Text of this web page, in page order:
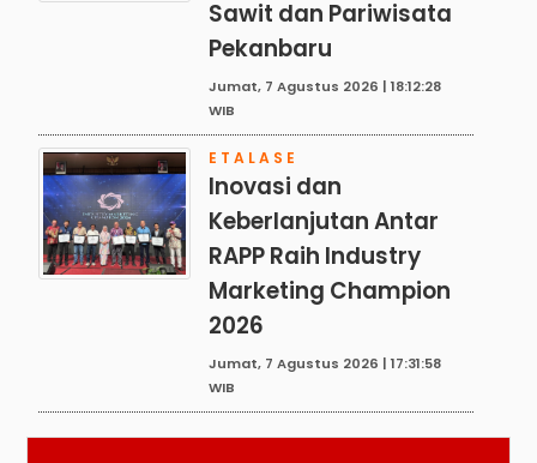
Sawit dan Pariwisata
Pekanbaru
Jumat, 7 Agustus 2026 | 18:12:28
WIB
ETALASE
Inovasi dan
Keberlanjutan Antar
RAPP Raih Industry
Marketing Champion
2026
Jumat, 7 Agustus 2026 | 17:31:58
WIB